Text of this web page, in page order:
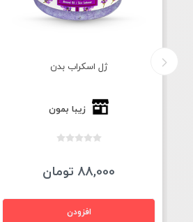
ژل اسکراب بدن
زیبا بمون
88,000 تومان